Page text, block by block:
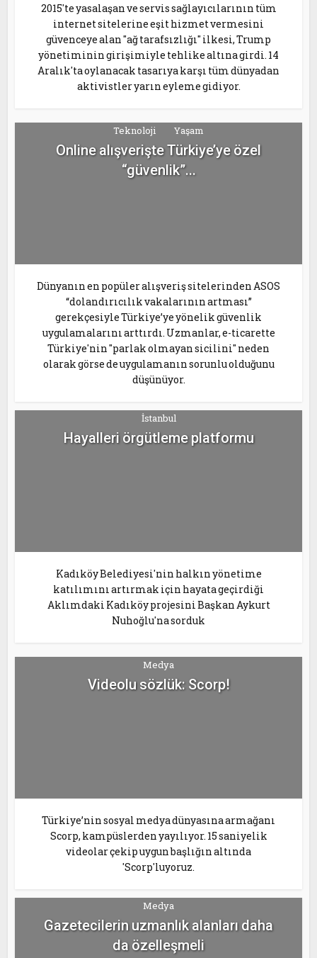
2015'te yasalaşan ve servis sağlayıcılarının tüm
internet sitelerine eşit hizmet vermesini
güvenceye alan "ağ tarafsızlığı" ilkesi, Trump
yönetiminin girişimiyle tehlike altına girdi. 14
Aralık'ta oylanacak tasarıya karşı tüm dünyadan
aktivistler yarın eyleme gidiyor.
Teknoloji Yaşam
Online alışverişte Türkiye’ye özel
“güvenlik”...
Dünyanın en popüler alışveriş sitelerinden ASOS
“dolandırıcılık vakalarının artması”
gerekçesiyle Türkiye’ye yönelik güvenlik
uygulamalarını arttırdı. Uzmanlar, e-ticarette
Türkiye'nin "parlak olmayan sicilini" neden
olarak görse de uygulamanın sorunlu olduğunu
düşünüyor.
İstanbul
Hayalleri örgütleme platformu
Kadıköy Belediyesi'nin halkın yönetime
katılımını artırmak için hayata geçirdiği
Aklımdaki Kadıköy projesini Başkan Aykurt
Nuhoğlu'na sorduk
Medya
Videolu sözlük: Scorp!
Türkiye’nin sosyal medya dünyasına armağanı
Scorp, kampüslerden yayılıyor. 15 saniyelik
videolar çekip uygun başlığın altında
'Scorp'luyoruz.
Medya
Gazetecilerin uzmanlık alanları daha
da özelleşmeli